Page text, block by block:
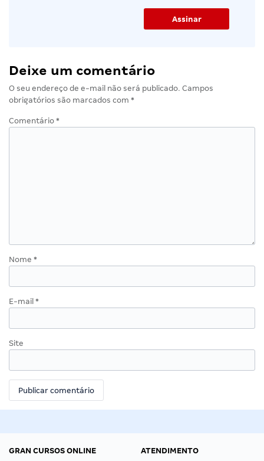
Deixe um comentário
O seu endereço de e-mail não será publicado. Campos
obrigatórios são marcados com *
Comentário *
Nome *
E-mail *
Site
GRAN CURSOS ONLINE
ATENDIMENTO